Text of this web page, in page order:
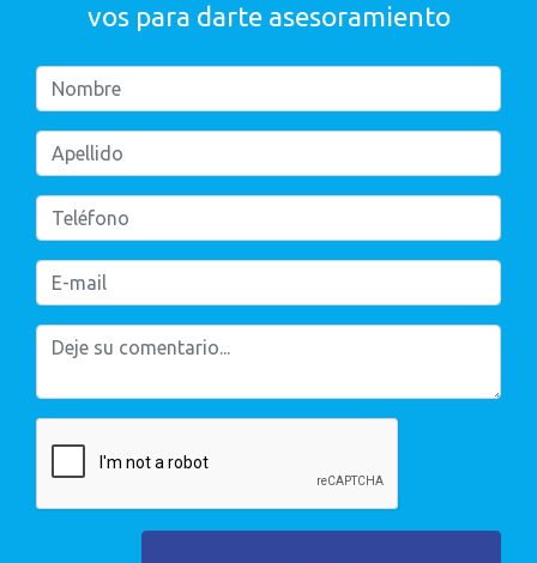
vos para darte asesoramiento